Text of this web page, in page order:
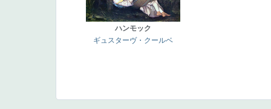
ハンモック
ギュスターヴ・クールベ